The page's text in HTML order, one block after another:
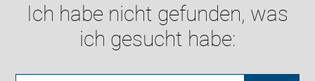
Ich habe nicht gefunden, was
ich gesucht habe: